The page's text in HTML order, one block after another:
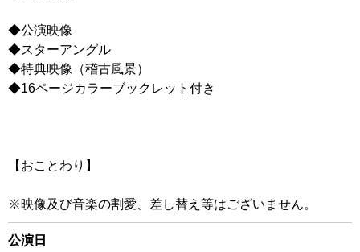
◆公演映像
◆スターアングル
◆特典映像（稽古風景）
◆16ページカラーブックレット付き
【おことわり】
※映像及び音楽の割愛、差し替え等はございません。
公演日